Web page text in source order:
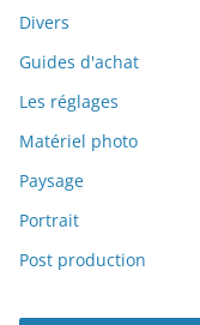
Divers
Guides d'achat
Les réglages
Matériel photo
Paysage
Portrait
Post production